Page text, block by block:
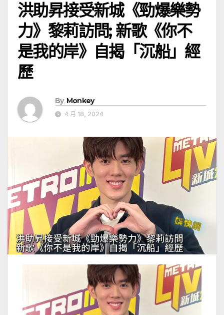
洪助昇接受新城《勁爆樂勢
力》黎莉訪問; 新歌《你不
是我的岸》自揭「沉船」經
歷
By Monkey
4 月 18, 2024